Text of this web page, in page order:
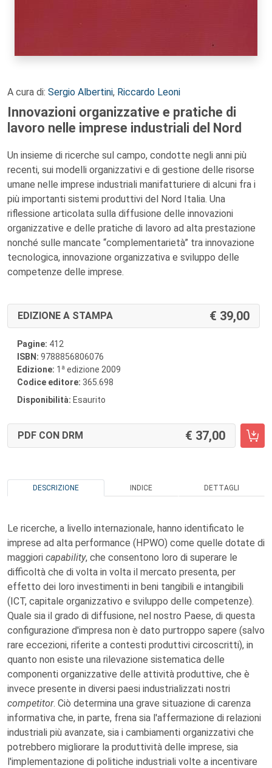
A cura di: Sergio Albertini, Riccardo Leoni
Innovazioni organizzative e pratiche di
lavoro nelle imprese industriali del Nord
Un insieme di ricerche sul campo, condotte negli anni più
recenti, sui modelli organizzativi e di gestione delle risorse
umane nelle imprese industriali manifatturiere di alcuni fra i
più importanti sistemi produttivi del Nord Italia. Una
riflessione articolata sulla diffusione delle innovazioni
organizzative e delle pratiche di lavoro ad alta prestazione
nonché sulle mancate “complementarietà” tra innovazione
tecnologica, innovazione organizzativa e sviluppo delle
competenze delle imprese.
EDIZIONE A STAMPA 39,00
Pagine: 412
ISBN: 9788856806076
Edizione: 1 a edizione 2009
Codice editore: 365.698
Disponibilità: Esaurito
PDF CON DRM 37,00
DESCRIZIONE INDICE DETTAGLI
Le ricerche, a livello internazionale, hanno identificato le
imprese ad alta performance (HPWO) come quelle dotate di
maggiori capability, che consentono loro di superare le
difficoltà che di volta in volta il mercato presenta, per
effetto dei loro investimenti in beni tangibili e intangibili
(ICT, capitale organizzativo e sviluppo delle competenze).
Quale sia il grado di diffusione, nel nostro Paese, di questa
configurazione d'impresa non è dato purtroppo sapere (salvo
rare eccezioni, riferite a contesti produttivi circoscritti), in
quanto non esiste una rilevazione sistematica delle
componenti organizzative delle attività produttive, che è
invece presente in diversi paesi industrializzati nostri
competitor. Ciò determina una grave situazione di carenza
informativa che, in parte, frena sia l'affermazione di relazioni
industriali più avanzate, sia i cambiamenti organizzativi che
potrebbero migliorare la produttività delle imprese, sia
l'implementazione di politiche industriali volte a incentivare